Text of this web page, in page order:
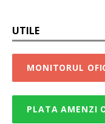
UTILE
MONITORUL
PLATA AMENZI